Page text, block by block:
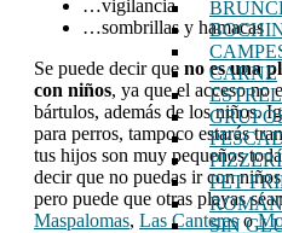
CARNE
PET
SIN
…vigilancia
…sombrillas y hamacas
Se puede decir que no es una
con niños, ya que el acceso no
bártulos, además de los niños.
para perros, tampoco estarás
tus hijos son muy pequeños
decir que no puedas ir con
pero puede que otras playas
Maspalomas, Las Canteraso